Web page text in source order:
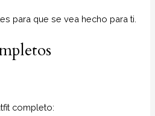
para que se vea hecho para ti.
completo: